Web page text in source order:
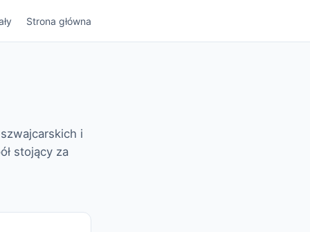
Strona główna
i
stojący za